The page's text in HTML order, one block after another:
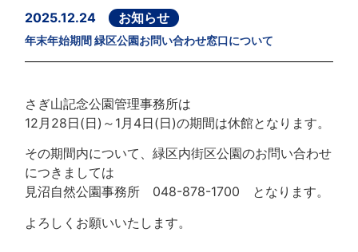
2025.12.24 お知らせ
年末年始期間 緑区公園お問い合わせ窓口について
さぎ山記念公園管理事務所は
12月28日(日)～1月4日(日)の期間は休館となります。
その期間内について、緑区内街区公園のお問い合わせ
につきましては
見沼自然公園事務所 048-878-1700 となります。
よろしくお願いいたします。